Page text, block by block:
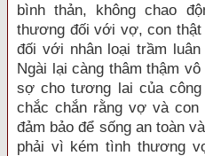
bình thản, không chao
thương đối với vợ, con thật
đối với nhân loại trầm
Ngài lại càng thâm thậm
sợ cho tương lai của
chắc chắn rằng vợ và
đảm bảo để sống an toàn
phải vì kém tình thương